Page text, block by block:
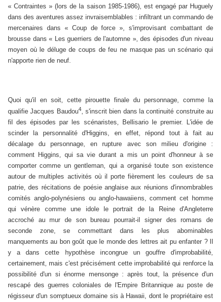
« Contraintes » (lors de la saison 1985-1986), est engagé par Huguely
dans des aventures assez invraisemblables : infiltrant un commando de
mercenaires dans « Coup de force », s'improvisant combattant de
brousse dans « Les guerriers de l'automne », des épisodes d'un niveau
moyen où le déluge de coups de feu ne masque pas un scénario qui
n'apporte rien de neuf.
Quoi qu'il en soit, cette pirouette finale du personnage, comme la
qualifie Jacques Baudou4, s'inscrit bien dans la continuité construite au
fil des épisodes par les scénaristes, Bellisario le premier. L'idée de
scinder la personnalité d'Higgins, en effet, répond tout à fait au
décalage du personnage, en rupture avec son milieu d'origine :
comment Higgins, qui sa vie durant a mis un point d'honneur à se
comporter comme un gentleman, qui a organisé toute son existence
autour de multiples activités où il porte fièrement les couleurs de sa
patrie, des récitations de poésie anglaise aux réunions d'innombrables
comités anglo-polynésiens ou anglo-hawaiiens, comment cet homme
qui vénère comme une idole le portrait de la Reine d'Angleterre
accroché au mur de son bureau pourrait-il signer des romans de
seconde zone, se commettant dans les plus abominables
manquements au bon goût que le monde des lettres ait pu enfanter ? Il
y a dans cette hypothèse incongrue un gouffre d'improbabilité,
certainement, mais c'est précisément cette improbabilité qui renforce la
possibilité d'un si énorme mensonge : après tout, la présence d'un
rescapé des guerres coloniales de l'Empire Britannique au poste de
régisseur d'un somptueux domaine sis à Hawaii, dont le propriétaire est